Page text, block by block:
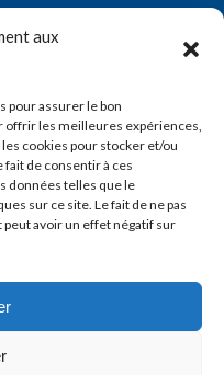
aux
pour assurer le bon
offrir les meilleures expériences,
cookies pour stocker et/ou
fait de consentir à ces
données telles que le
sur ce site. Le fait de ne pas
avoir un effet négatif sur